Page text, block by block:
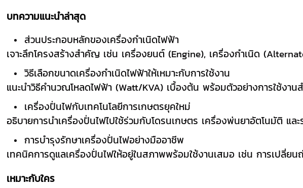
บทความแนะนำล่าสุด
ส่วนประกอบหลักของเครื่องกำเนิดไฟฟ้า
เจาะลึกโครงสร้างสำคัญ เช่น เครื่องยนต์ (Engine), เครื่องกำเนิด
วิธีเลือกขนาดเครื่องกำเนิดไฟฟ้าให้เหมาะกับการใช้งาน
แนะนำวิธีคำนวณโหลดไฟฟ้า (Watt/KVA) เบื้องต้น พร้อมตัวอย่างการใช้งา
เครื่องปั่นไฟกับเทคโนโลยีการเกษตรยุคใหม่
อธิบายการนำเครื่องปั่นไฟไปใช้ร่วมกับโดรนเกษตร เครื่องพ่นยาอัตโนมัติ แ
การบำรุงรักษาเครื่องปั่นไฟอย่างมืออาชีพ
เทคนิคการดูแลเครื่องปั่นไฟให้อยู่ในสภาพพร้อมใช้งานเสมอ เช่น การเปลี่ย
เหมาะกับใคร